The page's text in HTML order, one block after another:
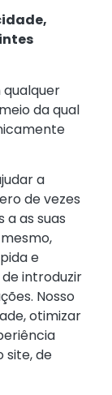
qualquer
da qual
a
de vezes
a as suas
e
introduzir
Nosso
otimizar
site, de